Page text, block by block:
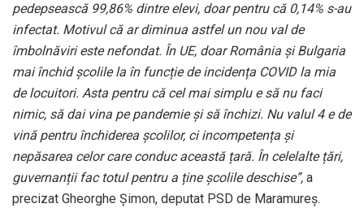
pedepsească 99,86% dintre elevi, doar pentru că 0,14% s-au
infectat. Motivul că ar diminua astfel un nou val de
îmbolnăviri este nefondat. În UE, doar România și Bulgaria
mai închid școlile la în funcție de incidența COVID la mia
de locuitori. Asta pentru că cel mai simplu e să nu faci
nimic, să dai vina pe pandemie și să închizi. Nu valul 4 e de
vină pentru închiderea școlilor, ci incompetența și
nepăsarea celor care conduc această țară. În celelalte țări,
guvernanții fac totul pentru a ține școlile deschise”, a
precizat Gheorghe Șimon, deputat PSD de Maramureș.